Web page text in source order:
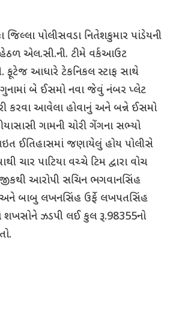
પોલીસવડા નિતેશકુમાર પાંડેયની
હેઠળ એલ.સી.ની. ટીમે વર્કઆઉટ
ફૂટેજ આધારે ટેકનિકલ સ્ટાફ સાથે
બે ઈસમો નવા જેવું નંબર પ્લેટ
કરવા આવેલા હોવાનું અને બન્ને ઈસમો
ગામની ચોરી ગેંગના સભ્યો
ઈતિહાસમાં જણાયેલું હોય પોલીસે
ચાર પાટિયા વચ્ચે ટિમ દ્વારા વોચ
આરોપી સચિન ભગવાનસિંહ
અને બાબુ લખનસિંહ ઉર્ફે લખપતસિંહ
શખસોને ઝડપી લઈ કુલ રૂ.98355નો